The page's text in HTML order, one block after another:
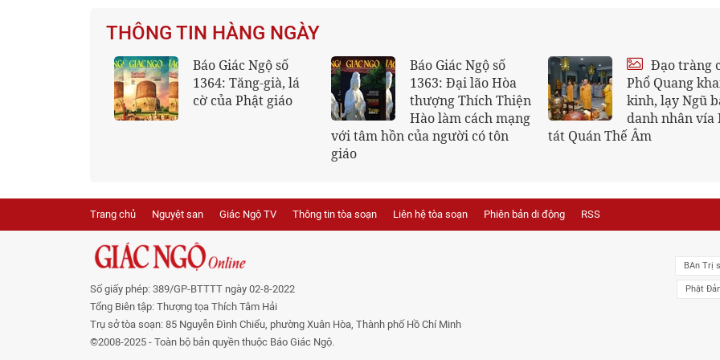
THÔNG TIN HÀNG NGÀY
Đạo tràng chùa
Phổ Quang khai
kinh, lạy Ngũ bách
danh nhân vía Bồ-
Buôn chuyện, bị
Phật rầy
Chết có đáng sợ?
Báo
an
đảo
Trang chủ Nguyệt san Giác Ngộ TV Thông tin tòa soạn Liên hệ tòa soạn Phiên bản di động RSS
Số giấy phép: 389/GP-BTTTT ngày 02-8-2022
Tổng Biên tập: Thượng tọa Thích Tâm Hải
Trụ sở tòa soạn: 85 Nguyễn Đình Chiểu, phường Xuân Hòa, Thành phố Hồ Chí Minh
©2008-2025 - Toàn bộ bản quyền thuộc Báo Giác Ngộ.
BAn Trị
Phật